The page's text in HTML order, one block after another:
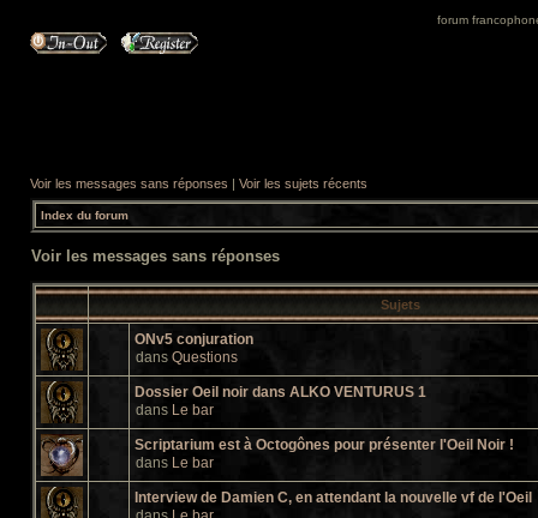
forum
Voir les messages sans réponses | Voir les sujets récents
Index du forum
Voir les messages sans réponses
Sujets
ONv5 conjuration
dans Questions
Dossier Oeil noir dans ALKO VENTURUS 1
dans Le bar
Scriptarium est à Octogônes pour présenter l'Oeil Noir !
dans Le bar
Interview de Damien C, en attendant la nouvelle vf de l'Oeil